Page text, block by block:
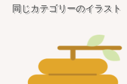
同じカテゴリーのイラスト